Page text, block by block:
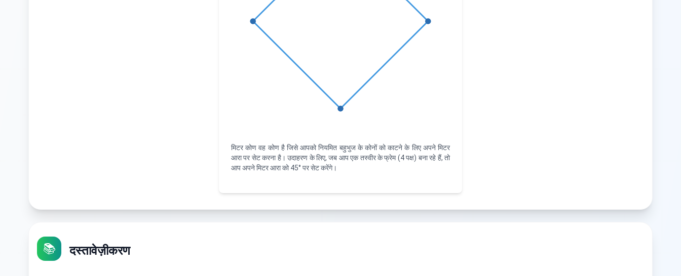
मिटर कोण वह कोण है जिसे आपको नियमित बहुभुज के कोनों को काटने के लिए अपने मिटर
आरा पर सेट करना है। उदाहरण के लिए, जब आप एक तस्वीर के फ्रेम (4 पक्ष) बना रहे हैं, तो
आप अपने मिटर आरा को 45° पर सेट करेंगे।
📚 दस्तावेज़ीकरण